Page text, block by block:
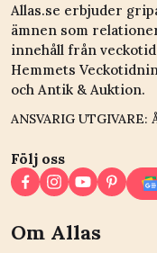
Allas.se erbjuder
ämnen som
innehåll från
Hemmets
och Antik & Auktion.
ANSVARIG UTGIVARE:
Följ oss
Om Allas